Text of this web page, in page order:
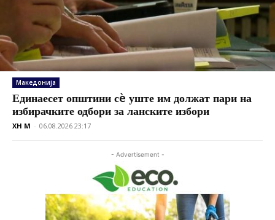
Македонија
Единаесет општини сè уште им должат пари на
избирачките одбори за ланските избори
XH M - 06.08.2026 23:17
- Advertisement -